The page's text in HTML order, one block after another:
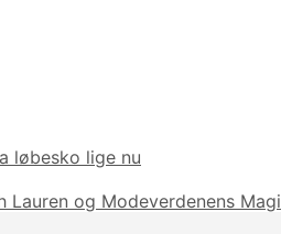
løbesko lige nu
Lauren og Modeverdenens Magi